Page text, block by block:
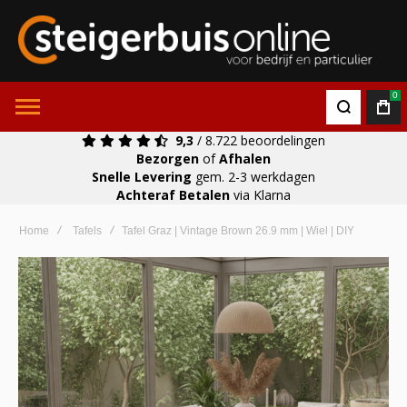
0
9,3 / 8.722 beoordelingen
Bezorgen ofAfhalen
Snelle Levering gem. 2-3 werkdagen
Achteraf Betalen via Klarna
Home Tafels Tafel Graz | Vintage Brown 26.9 mm | Wiel | DIY
Ga
naar
het
einde
van
de
afbeeldingen-
gallerij